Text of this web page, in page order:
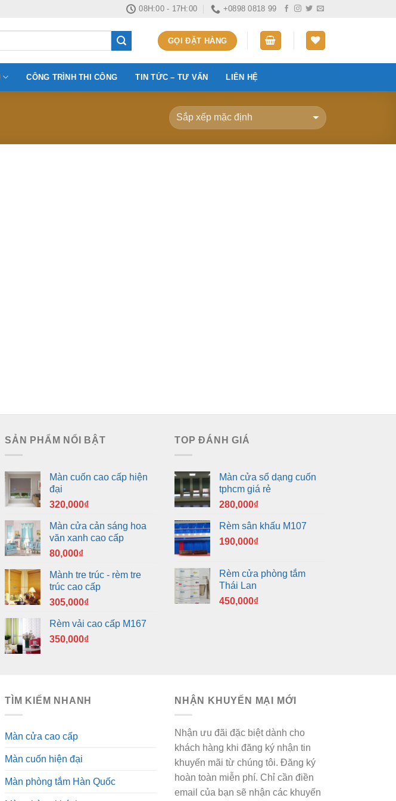
08H:00 - 17H:00 +0898 0818 99
GỌI ĐẶT HÀNG
CÔNG TRÌNH THI CÔNG TIN TỨC – TƯ VẤN LIÊN HỆ
SẢN PHẨM NỔI BẬT
Màn cuốn cao cấp hiện
đại
320,000₫
Màn cửa cản sáng hoa
văn xanh cao cấp
80,000₫
Mành tre trúc - rèm tre
trúc cao cấp
305,000₫
Rèm vải cao cấp M167
350,000₫
TOP ĐÁNH GIÁ
Màn cửa sổ dạng cuốn
tphcm giá rẻ
280,000₫
Rèm sân khấu M107
190,000₫
Rèm cửa phòng tắm
Thái Lan
450,000₫
TÌM KIẾM NHANH
Màn cửa cao cấp
Màn cuốn hiện đại
Màn phòng tắm Hàn Quốc
NHẬN KHUYẾN MẠI MỚI
Nhận ưu đãi đặc biệt dành cho
khách hàng khi đăng ký nhận tin
khuyến mãi từ chúng tôi. Đăng ký
hoàn toàn miễn phí. Chỉ cần điền
email của bạn sẽ nhận các khuyến